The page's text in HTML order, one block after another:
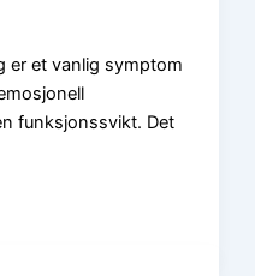
er et vanlig symptom
funksjonssvikt. Det